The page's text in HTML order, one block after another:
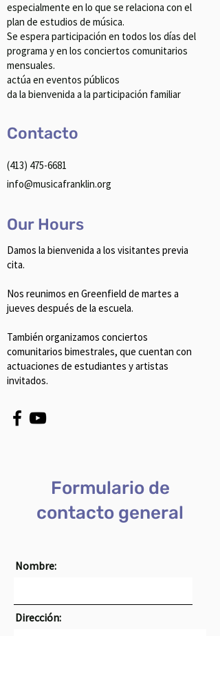
especialmente en lo que se relaciona con el
plan de estudios de música.
Se espera participación en todos los días del
programa y en los conciertos comunitarios
mensuales.
actúa en eventos públicos
da la bienvenida a la participación familiar
Contacto
‪(413) 475-6681
info@musicafranklin.org
Our Hours
Damos la bienvenida a los visitantes previa
cita.
Nos reunimos en Greenfield de martes a
jueves después de la escuela.
También organizamos conciertos
comunitarios bimestrales, que cuentan con
actuaciones de estudiantes y artistas
invitados.
Formulario de
contacto general
Nombre:
Dirección: